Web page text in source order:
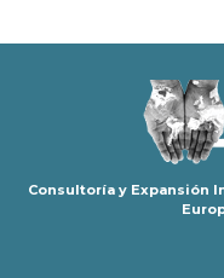
Consultoría y Expansión